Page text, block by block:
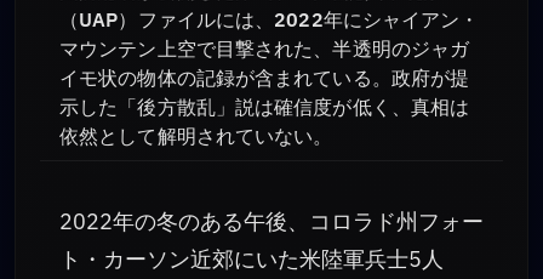
（UAP）ファイルには、2022年にシャイアン・
マウンテン上空で目撃された、半透明のジャガ
イモ状の物体の記録が含まれている。政府が提
示した「後方散乱」説は確信度が低く、真相は
依然として解明されていない。
2022年の冬のある午後、コロラド州フォー
ト・カーソン近郊にいた米陸軍兵士5人